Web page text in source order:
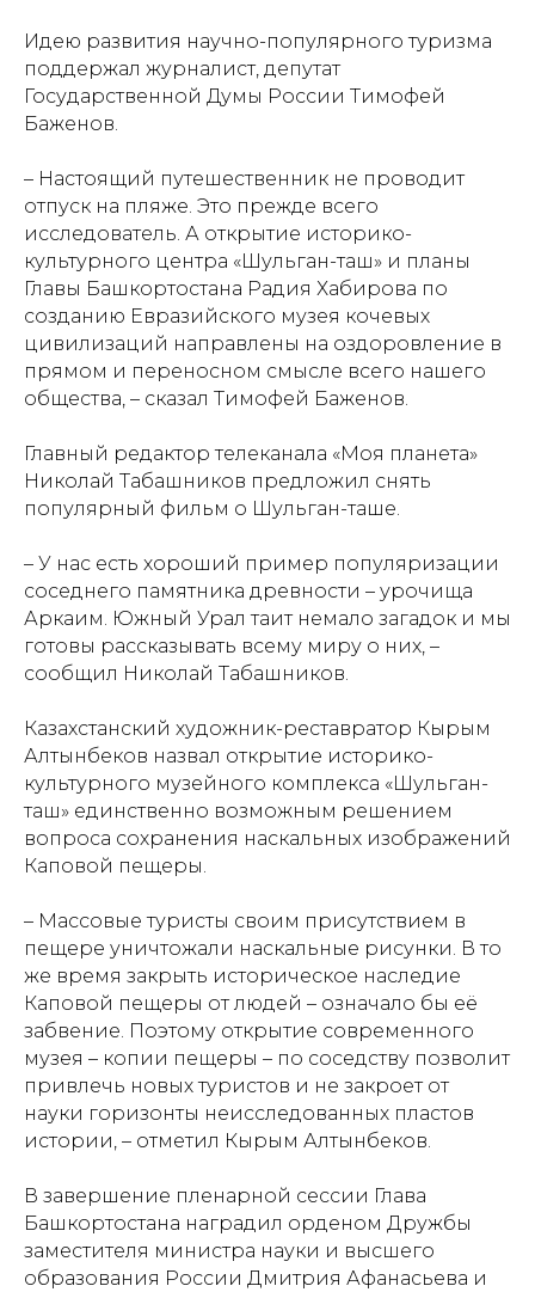
Идею развития научно-популярного туризма
поддержал журналист, депутат
Государственной Думы России Тимофей
Баженов.
– Настоящий путешественник не проводит
отпуск на пляже. Это прежде всего
исследователь. А открытие историко-
культурного центра «Шульган-таш» и планы
Главы Башкортостана Радия Хабирова по
созданию Евразийского музея кочевых
цивилизаций направлены на оздоровление в
прямом и переносном смысле всего нашего
общества, – сказал Тимофей Баженов.
Главный редактор телеканала «Моя планета»
Николай Табашников предложил снять
популярный фильм о Шульган-таше.
– У нас есть хороший пример популяризации
соседнего памятника древности – урочища
Аркаим. Южный Урал таит немало загадок и мы
готовы рассказывать всему миру о них, –
сообщил Николай Табашников.
Казахстанский художник-реставратор Кырым
Алтынбеков назвал открытие историко-
культурного музейного комплекса «Шульган-
таш» единственно возможным решением
вопроса сохранения наскальных изображений
Каповой пещеры.
– Массовые туристы своим присутствием в
пещере уничтожали наскальные рисунки. В то
же время закрыть историческое наследие
Каповой пещеры от людей – означало бы её
забвение. Поэтому открытие современного
музея – копии пещеры – по соседству позволит
привлечь новых туристов и не закроет от
науки горизонты неисследованных пластов
истории, – отметил Кырым Алтынбеков.
В завершение пленарной сессии Глава
Башкортостана наградил орденом Дружбы
заместителя министра науки и высшего
образования России Дмитрия Афанасьева и